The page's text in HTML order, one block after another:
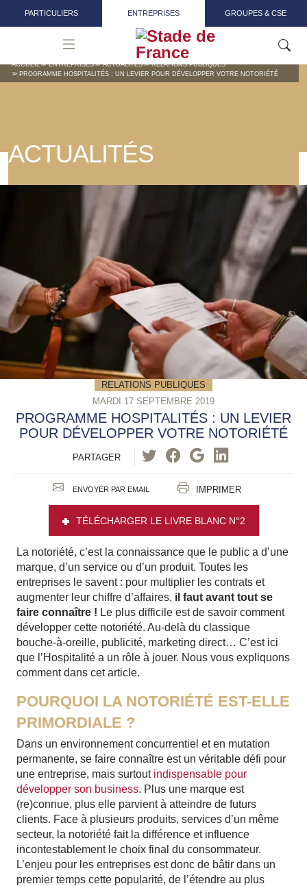
PARTICULIERS ENTREPRISES GROUPES & CSE
ACCUEIL ENTREPRISES ACTUALITÉS
RELATIONS PUBLIQUES
PROGRAMME HOSPITALITÉS : UN LEVIER POUR DÉVELOPPER VOTRE NOTORIÉTÉ
ACTUALITÉS
RELATIONS PUBLIQUES
MARDI 17 SEPTEMBRE 2019
PROGRAMME HOSPITALITÉS : UN LEVIER
POUR DÉVELOPPER VOTRE NOTORIÉTÉ
PARTAGER
ENVOYER PAR EMAIL IMPRIMER
TÉLÉCHARGER LE LIVRE BLANC N°2
La notoriété, c’est la connaissance que le public a d’une
marque, d’un service ou d’un produit. Toutes les
entreprises le savent : pour multiplier les contrats et
augmenter leur chiffre d’affaires, il faut avant tout se
faire connaître ! Le plus difficile est de savoir comment
développer cette notoriété. Au-delà du classique
bouche-à-oreille, publicité, marketing direct… C’est ici
que l’Hospitalité a un rôle à jouer. Nous vous expliquons
comment dans cet article.
POURQUOI LA NOTORIÉTÉ EST-ELLE
PRIMORDIALE ?
Dans un environnement concurrentiel et en mutation
permanente, se faire connaître est un véritable défi pour
une entreprise, mais surtout indispensable pour
développer son business. Plus une marque est
(re)connue, plus elle parvient à atteindre de futurs
clients. Face à plusieurs produits, services d’un même
secteur, la notoriété fait la différence et influence
incontestablement le choix final du consommateur.
L’enjeu pour les entreprises est donc de bâtir dans un
premier temps cette popularité, de l’étendre au plus